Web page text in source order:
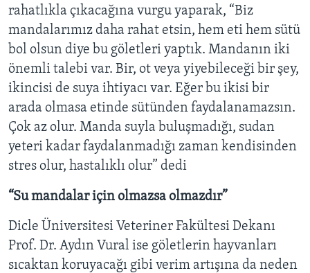
rahatlıkla çıkacağına vurgu yaparak, “Biz
mandalarımız daha rahat etsin, hem eti hem sütü
bol olsun diye bu göletleri yaptık. Mandanın iki
önemli talebi var. Bir, ot veya yiyebileceği bir şey,
ikincisi de suya ihtiyacı var. Eğer bu ikisi bir
arada olmasa etinde sütünden faydalanamazsın.
Çok az olur. Manda suyla buluşmadığı, sudan
yeteri kadar faydalanmadığı zaman kendisinden
stres olur, hastalıklı olur” dedi
“Su mandalar için olmazsa olmazdır”
Dicle Üniversitesi Veteriner Fakültesi Dekanı
Prof. Dr. Aydın Vural ise göletlerin hayvanları
sıcaktan koruyacağı gibi verim artışına da neden